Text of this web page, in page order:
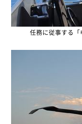
任務に従事する